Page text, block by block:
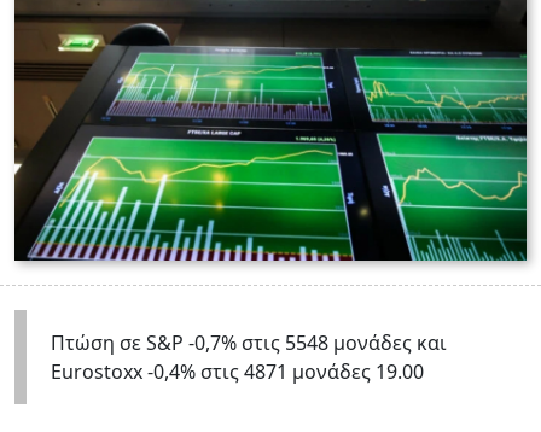
Πτώση σε S&P -0,7% στις 5548 μονάδες και
Eurostoxx -0,4% στις 4871 μονάδες 19.00